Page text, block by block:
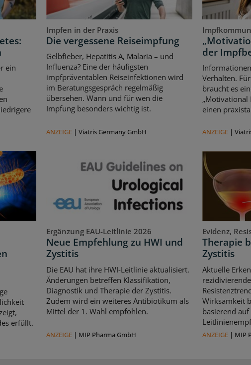
ein
Impfen in der Praxis
Die vergessene Reiseimpfung
Gelbfieber, Hepatitis A, Malaria – und
Influenza? Eine der häufigsten
impfpräventablen Reiseinfektionen wird
im Beratungsgespräch regelmäßig
übersehen. Wann und für wen die
Impfung besonders wichtig ist.
ANZEIGE |Viatris Germany GmbH
der
Verhalten.
braucht es
„Motivational
einen
ANZEIGE|
erfüllt.
Ergänzung EAU-Leitlinie 2026
Neue Empfehlung zu HWI und
Zystitis
Die EAU hat ihre HWI-Leitlinie aktualisiert.
Änderungen betreffen Klassifikation,
Diagnostik und Therapie der Zystitis.
Zudem wird ein weiteres Antibiotikum als
Mittel der 1. Wahl empfohlen.
ANZEIGE | MIP Pharma GmbH
Evidenz,
Therapie
Zystitis
Aktuelle
Wirksamkeit
basierend
ANZEIGE| MIP